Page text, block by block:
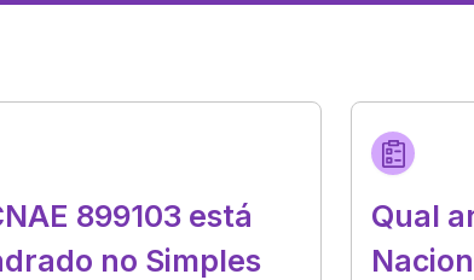
899103 está
no Simples
Qual